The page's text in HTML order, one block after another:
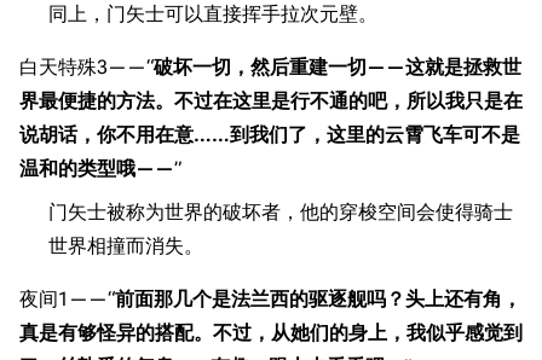
同上，门矢士可以直接挥手拉次元壁。
白天特殊3——“破坏一切，然后重建一切——这就是拯救世
界最便捷的方法。不过在这里是行不通的吧，所以我只是在
说胡话，你不用在意……到我们了，这里的云霄飞车可不是
温和的类型哦——”
门矢士被称为世界的破坏者，他的穿梭空间会使得骑士
世界相撞而消失。
夜间1——“前面那几个是法兰西的驱逐舰吗？头上还有角，
真是有够怪异的搭配。不过，从她们的身上，我似乎感觉到